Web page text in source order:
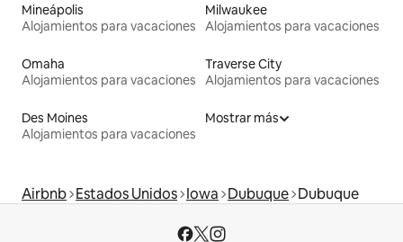
Mineápolis
Alojamientos para vacaciones
Milwaukee
Alojamientos para vacaciones
Omaha
Alojamientos para vacaciones
Traverse City
Alojamientos para vacaciones
Des Moines
Alojamientos para vacaciones
Mostrar más
Airbnb Estados Unidos Iowa Dubuque Dubuque